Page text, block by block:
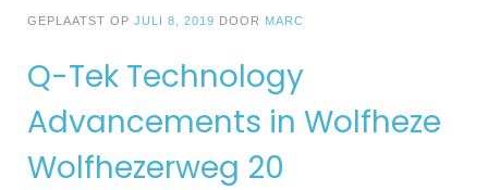
GEPLAATST OP JULI 8, 2019 DOOR MARC
Q-Tek Technology
Advancements in Wolfheze
Wolfhezerweg 20